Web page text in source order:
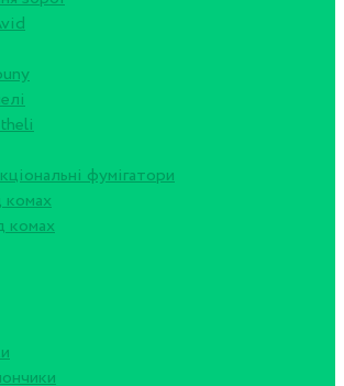
фумігатори
комах
комах